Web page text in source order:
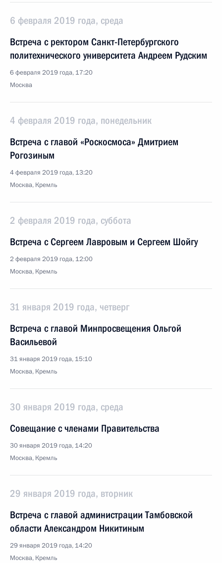
6 февраля 2019 года, среда
Встреча с ректором Санкт-Петербургского
политехнического университета Андреем Рудским
6 февраля 2019 года, 17:20
Москва
4 февраля 2019 года, понедельник
Встреча с главой «Роскосмоса» Дмитрием
Рогозиным
4 февраля 2019 года, 13:20
Москва, Кремль
2 февраля 2019 года, суббота
Встреча с Сергеем Лавровым и Сергеем Шойгу
2 февраля 2019 года, 12:00
Москва, Кремль
31 января 2019 года, четверг
Встреча с главой Минпросвещения Ольгой
Васильевой
31 января 2019 года, 15:10
Москва, Кремль
30 января 2019 года, среда
Совещание с членами Правительства
30 января 2019 года, 14:20
Москва, Кремль
29 января 2019 года, вторник
Встреча с главой администрации Тамбовской
области Александром Никитиным
29 января 2019 года, 14:20
Москва, Кремль